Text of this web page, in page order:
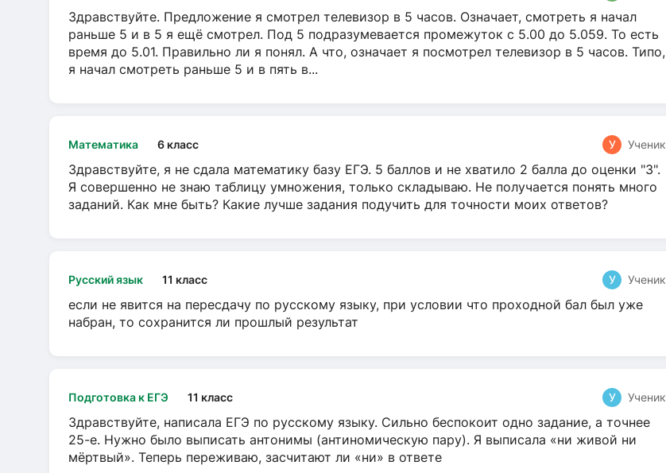
Здравствуйте. Предложение я смотрел телевизор в 5 часов. Означает, смотреть я начал
раньше 5 и в 5 я ещё смотрел. Под 5 подразумевается промежуток с 5.00 до 5.059. То есть
время до 5.01. Правильно ли я понял. А что, означает я посмотрел телевизор в 5 часов. Типо,
я начал смотреть раньше 5 и в пять в...
Математика 6 класс У Ученик
Здравствуйте, я не сдала математику базу ЕГЭ. 5 баллов и не хватило 2 балла до оценки "3".
Я совершенно не знаю таблицу умножения, только складываю. Не получается понять много
заданий. Как мне быть? Какие лучше задания подучить для точности моих ответов?
Русский язык 11 класс У Ученик
если не явится на пересдачу по русскому языку, при условии что проходной бал был уже
набран, то сохранится ли прошлый результат
Подготовка к ЕГЭ 11 класс У Ученик
Здравствуйте, написала ЕГЭ по русскому языку. Сильно беспокоит одно задание, а точнее
25-е. Нужно было выписать антонимы (антиномическую пару). Я выписала «ни живой ни
мёртвый». Теперь переживаю, засчитают ли «ни» в ответе